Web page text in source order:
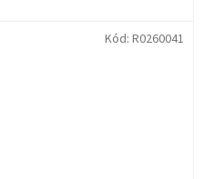
Kód: R0260041